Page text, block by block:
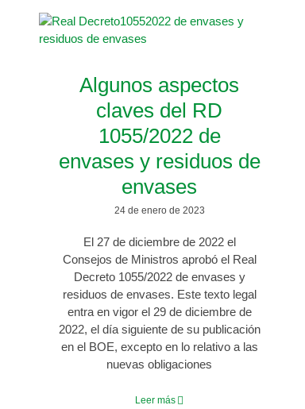
Algunos aspectos
claves del RD
1055/2022 de
envases y residuos de
envases
24 de enero de 2023
El 27 de diciembre de 2022 el
Consejos de Ministros aprobó el Real
Decreto 1055/2022 de envases y
residuos de envases. Este texto legal
entra en vigor el 29 de diciembre de
2022, el día siguiente de su publicación
en el BOE, excepto en lo relativo a las
nuevas obligaciones
Leer más